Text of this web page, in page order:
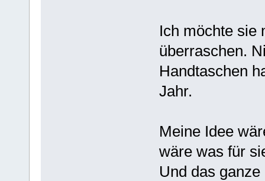
Ich möchte sie
überraschen.
Handtaschen
Jahr.
Meine Idee
wäre was für
Und das